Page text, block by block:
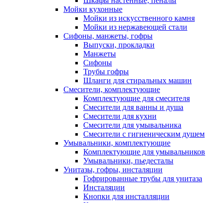
Мойки кухонные
Мойки из искусственного камня
Мойки из нержавеющей стали
Сифоны, манжеты, гофры
Выпуски, прокладки
Манжеты
Сифоны
Трубы гофры
Шланги для стиральных машин
Смесители, комплектующие
Комплектующие для смесителя
Смесители для ванны и душа
Смесители для кухни
Смесители для умывальника
Смесители с гигиеническим душем
Умывальники, комплектующие
Комплектующие для умывальников
Умывальники, пьедесталы
Унитазы, гофры, инсталяции
Гофрированные трубы для унитаза
Инсталяции
Кнопки для инсталляции